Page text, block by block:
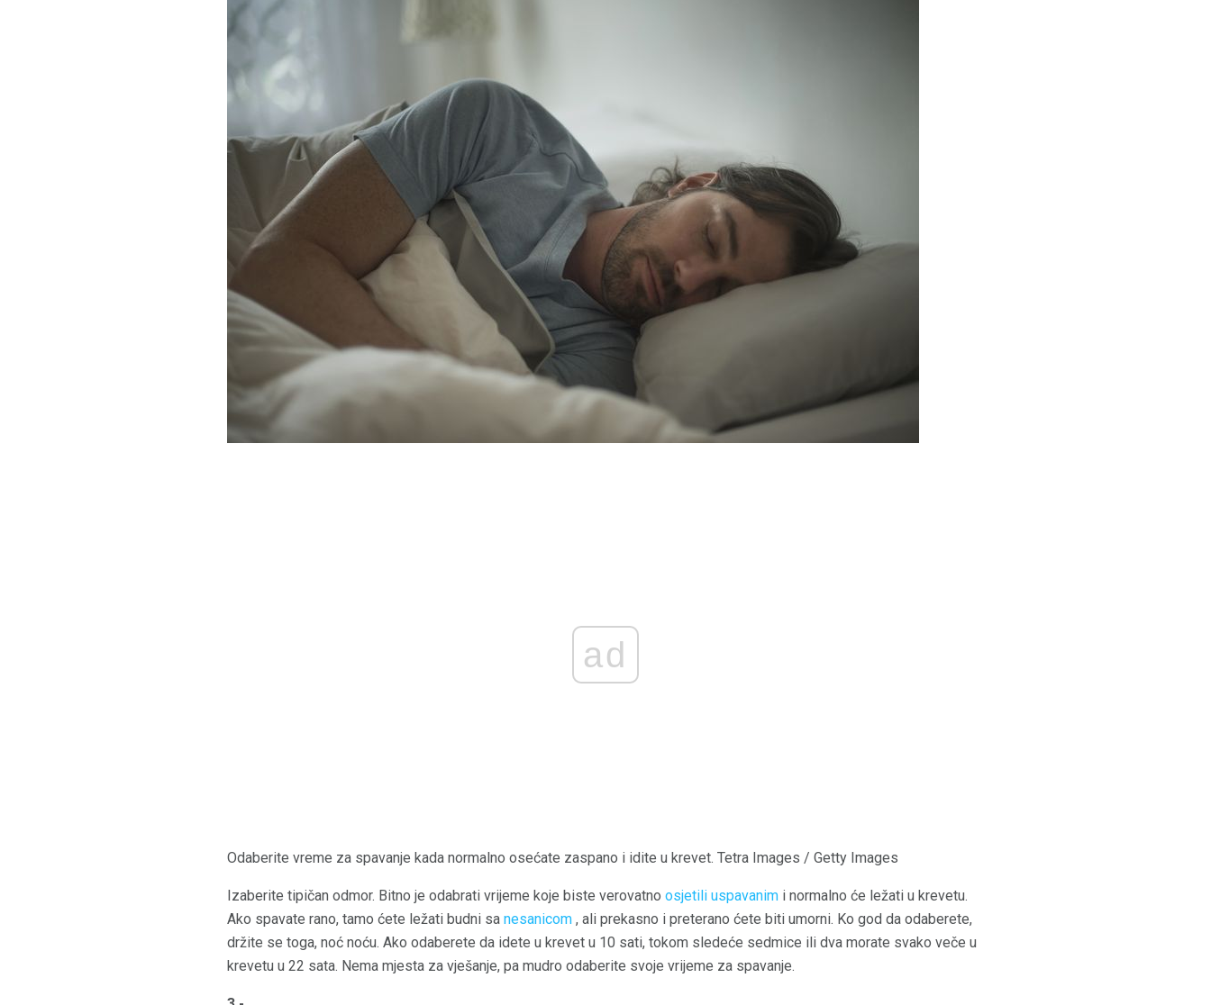
ad
Odaberite vreme za spavanje kada normalno osećate zaspano i idite u krevet. Tetra Images / Getty Images
Izaberite tipičan odmor. Bitno je odabrati vrijeme koje biste verovatno osjetili uspavanim i normalno će ležati u krevetu.
Ako spavate rano, tamo ćete ležati budni sa nesanicom , ali prekasno i preterano ćete biti umorni. Ko god da odaberete,
držite se toga, noć noću. Ako odaberete da idete u krevet u 10 sati, tokom sledeće sedmice ili dva morate svako veče u
krevetu u 22 sata. Nema mjesta za vješanje, pa mudro odaberite svoje vrijeme za spavanje.